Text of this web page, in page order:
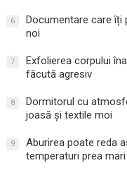
6
Documentare care îți
noi
7
Exfolierea corpului
făcută agresiv
8
Dormitorul cu
joasă și textile moi
9
Aburirea poate reda
temperaturi prea mari